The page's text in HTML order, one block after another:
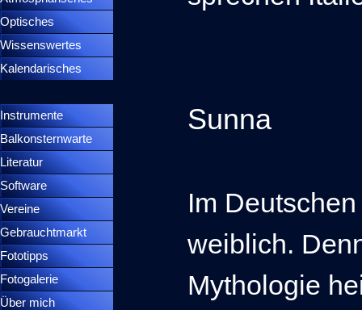
Optisches
Wissenswertes
Kalendarisches
Instrumente
Balkonsternwarte
Literatur
Software
Vereine
Gebrauchtmarkt
Fototipps
Fotogalerie
Über mich
Sunna
Im
weiblich.
Mythologie